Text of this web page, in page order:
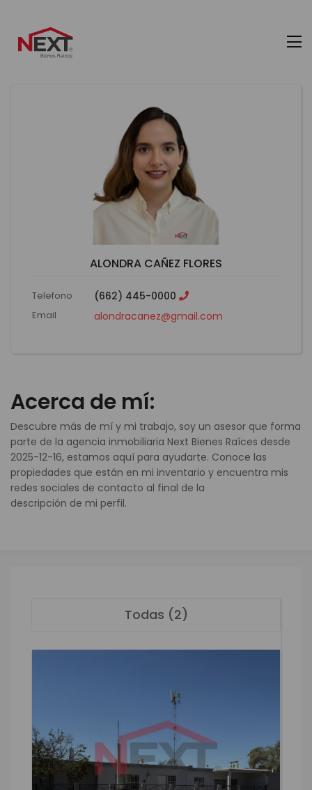
ALONDRA CAÑEZ FLORES
Telefono (662) 445-0000
Email alondracanez@gmail.com
Acerca de mí:
Descubre más de mí y mi trabajo, soy un asesor que forma
parte de la agencia inmobiliaria Next Bienes Raíces desde
2025-12-16, estamos aquí para ayudarte. Conoce las
propiedades que están en mi inventario y encuentra mis
redes sociales de contacto al final de la
descripción de mi perfil.
Todas (2)